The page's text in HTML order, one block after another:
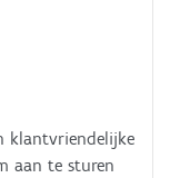
klantvriendelijke
aan te sturen